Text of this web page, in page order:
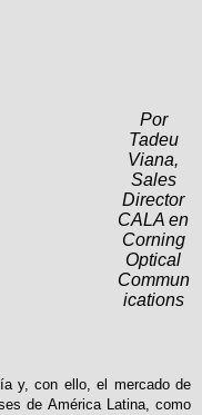
Por
Tadeu
Viana,
Sales
Director
CALA en
Corning
Optical
Commun
ications
y, con ello, el mercado de
de América Latina, como